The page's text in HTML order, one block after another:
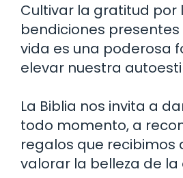
Cultivar la gratitud por
bendiciones
vida es una poderosa
elevar nuestra
La Biblia nos invita a
todo momento, a
regalos que recibimos
valorar la belleza de la